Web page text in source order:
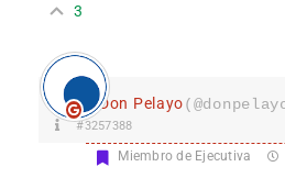
3
Don Pelayo
#3257388
Miembro de Ejecutiva